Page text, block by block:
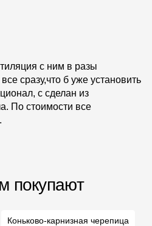
с ним в разы
сразу,что б уже установить
с сделан из
По стоимости все
покупают
Коньково-карнизная черепица